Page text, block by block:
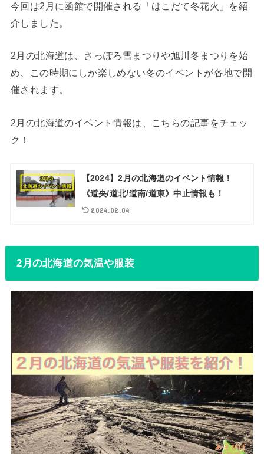
今回は2月に函館で開催される「はこだて冬花火」を紹
介しました。
2月の北海道は、さっぽろ雪まつりや旭川冬まつりを始
め、この時期にしか楽しめない冬のイベントが各地で開
催されます。
2月の北海道のイベント情報は、こちらの記事をチェッ
ク！
【2024】2月の北海道のイベント情報！
《道央/道北/道南/道東》中止情報も！
2024.02.04
2月の北海道の気温や服装